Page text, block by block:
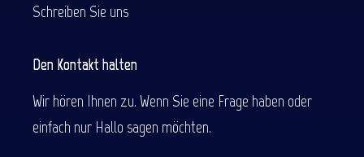
Schreiben Sie uns
Den Kontakt halten
Wir hören Ihnen zu. Wenn Sie eine Frage haben oder
einfach nur Hallo sagen möchten.